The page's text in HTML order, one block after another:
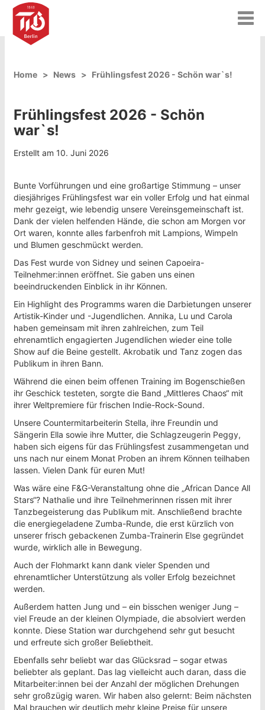
T
o
n
Home News Frühlingsfest 2026 - Schön war`s!
Frühlingsfest 2026 - Schön
war`s!
Erstellt am 10. Juni 2026
Bunte Vorführungen und eine großartige Stimmung – unser
diesjähriges Frühlingsfest war ein voller Erfolg und hat einmal
mehr gezeigt, wie lebendig unsere Vereinsgemeinschaft ist.
Dank der vielen helfenden Hände, die schon am Morgen vor
Ort waren, konnte alles farbenfroh mit Lampions, Wimpeln
und Blumen geschmückt werden.
Das Fest wurde von Sidney und seinen Capoeira-
Teilnehmer:innen eröffnet. Sie gaben uns einen
beeindruckenden Einblick in ihr Können.
Ein Highlight des Programms waren die Darbietungen unserer
Artistik-Kinder und -Jugendlichen. Annika, Lu und Carola
haben gemeinsam mit ihren zahlreichen, zum Teil
ehrenamtlich engagierten Jugendlichen wieder eine tolle
Show auf die Beine gestellt. Akrobatik und Tanz zogen das
Publikum in ihren Bann.
Während die einen beim offenen Training im Bogenschießen
ihr Geschick testeten, sorgte die Band „Mittleres Chaos“ mit
ihrer Weltpremiere für frischen Indie-Rock-Sound.
Unsere Countermitarbeiterin Stella, ihre Freundin und
Sängerin Ella sowie ihre Mutter, die Schlagzeugerin Peggy,
haben sich eigens für das Frühlingsfest zusammengetan und
uns nach nur einem Monat Proben an ihrem Können teilhaben
lassen. Vielen Dank für euren Mut!
Was wäre eine F&G-Veranstaltung ohne die „African Dance All
Stars“? Nathalie und ihre Teilnehmerinnen rissen mit ihrer
Tanzbegeisterung das Publikum mit. Anschließend brachte
die energiegeladene Zumba-Runde, die erst kürzlich von
unserer frisch gebackenen Zumba-Trainerin Else gegründet
wurde, wirklich alle in Bewegung.
Auch der Flohmarkt kann dank vieler Spenden und
ehrenamtlicher Unterstützung als voller Erfolg bezeichnet
werden.
Außerdem hatten Jung und – ein bisschen weniger Jung –
viel Freude an der kleinen Olympiade, die absolviert werden
konnte. Diese Station war durchgehend sehr gut besucht
und erfreute sich großer Beliebtheit.
Ebenfalls sehr beliebt war das Glücksrad – sogar etwas
beliebter als geplant. Das lag vielleicht auch daran, dass die
Mitarbeiter:innen bei der Anzahl der möglichen Drehungen
sehr großzügig waren. Wir haben also gelernt: Beim nächsten
Mal brauchen wir deutlich mehr kleine Preise für unsere